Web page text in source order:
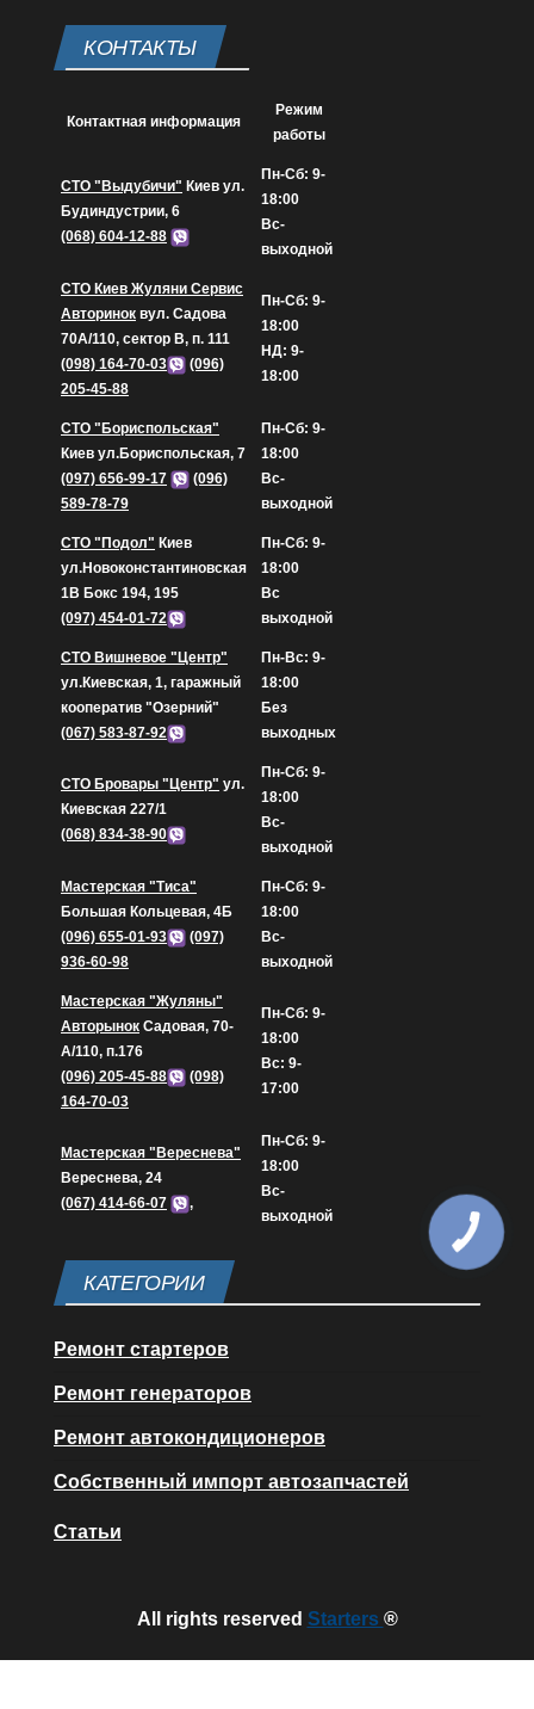
КОНТАКТЫ
Контактная информация
Режим
работы
СТО "Выдубичи" Киев ул.
Будиндустрии, 6
(068) 604-12-88
Пн-Сб: 9-
18:00
Вс-
выходной
СТО Киев Жуляни Сервис
Авторинок вул. Садова
70А/110, сектор В, п. 111
(098) 164-70-03
(096)
205-45-88
Пн-Сб: 9-
18:00
НД: 9-
18:00
СТО "Бориспольская"
Киев ул.Бориспольская, 7
(097) 656-99-17
(096)
589-78-79
Пн-Сб: 9-
18:00
Вс-
выходной
СТО "Подол" Киев
ул.Новоконстантиновская
1В Бокс 194, 195
(097) 454-01-72
Пн-Сб: 9-
18:00
Вс
выходной
СТО Вишневое "Центр"
ул.Киевская, 1, гаражный
кооператив "Озерний"
(067) 583-87-92
Пн-Вс: 9-
18:00
Без
выходных
СТО Бровары "Центр" ул.
Киевская 227/1
(068) 834-38-90
Пн-Сб: 9-
18:00
Вс-
выходной
Мастерская "Тиса"
Большая Кольцевая, 4Б
(096) 655-01-93
(097)
936-60-98
Пн-Сб: 9-
18:00
Вс-
выходной
Мастерская "Жуляны"
Авторынок Садовая, 70-
А/110, п.176
(096) 205-45-88
(098)
164-70-03
Пн-Сб: 9-
18:00
Вс: 9-
17:00
Мастерская "Вереснева"
Вереснева, 24
(067) 414-66-07
,
Пн-Сб: 9-
18:00
Вс-
выходной
КАТЕГОРИИ
Ремонт стартеров
Ремонт генераторов
Ремонт автокондиционеров
Собственный импорт автозапчастей
Статьи
All rights reserved Starters ®